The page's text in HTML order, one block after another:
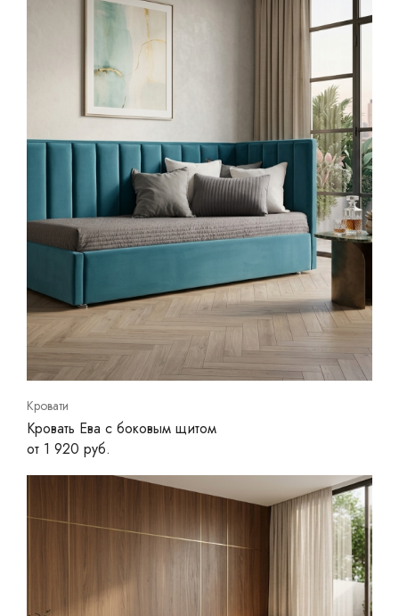
Кровати
Кровать Ева с боковым щитом
от 1 920 руб.